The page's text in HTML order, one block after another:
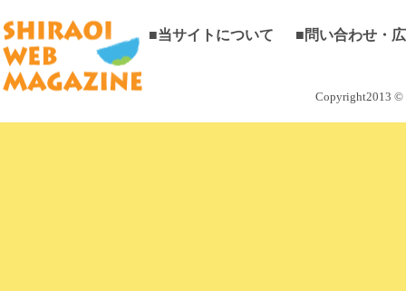
■当サイトについて ■問い合わせ・
Copyright2013 ©